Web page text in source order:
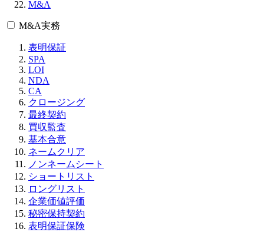
M&A
M&A実務
表明保証
SPA
LOI
NDA
CA
クロージング
最終契約
買収監査
基本合意
ネームクリア
ノンネームシート
ショートリスト
ロングリスト
企業価値評価
秘密保持契約
表明保証保険